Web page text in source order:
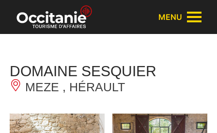
Panneau de gestion des cookies
MENU
DOMAINE SESQUIER
MEZE , HÉRAULT